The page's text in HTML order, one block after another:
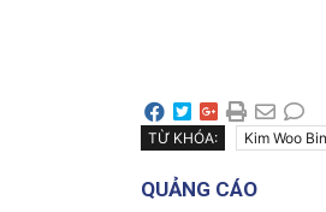
TỪ KHÓA: Kim Woo Bin
QUẢNG CÁO